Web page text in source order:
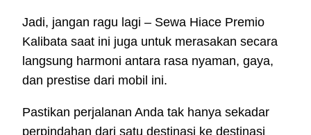
Jadi, jangan ragu lagi – Sewa Hiace Premio
Kalibata saat ini juga untuk merasakan secara
langsung harmoni antara rasa nyaman, gaya,
dan prestise dari mobil ini.
Pastikan perjalanan Anda tak hanya sekadar
perpindahan dari satu destinasi ke destinasi